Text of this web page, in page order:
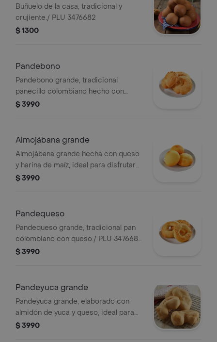
Buñuelo de la casa, tradicional y
crujiente./ PLU 3476682
$ 1300
Pandebono
Pandebono grande, tradicional
panecillo colombiano hecho con
queso y almidón de yuca./ PLU
$ 3990
Almojábana grande
Almojábana grande hecha con queso
y harina de maíz, ideal para disfrutar
en cualquier momento./ PLU 3476681
$ 3990
Pandequeso
Pandequeso grande, tradicional pan
colombiano con queso./ PLU 3476684
Grande
$ 3990
Pandeyuca grande
Pandeyuca grande, elaborado con
almidón de yuca y queso, ideal para
acompañar tus comidas. / PLU
$ 3990